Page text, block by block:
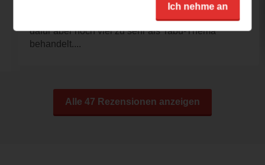
Absolute Herzensempfehlung
Das Thema Lipödem betrifft viele und wird
dafür aber noch viel zu sehr als Tabu-Thema
behandelt....
Alle 47 Rezensionen anzeigen
Ich nehme an